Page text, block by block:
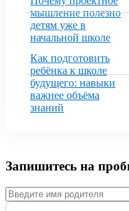
мышление полезно
детям уже в
начальной школе
Как подготовить
ребёнка к школе
будущего: навыки
важнее объёма
знаний
Запишитесь на